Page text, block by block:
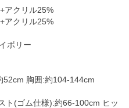
アクリル25%
アクリル25%
ボリー
52cm 胸囲:約104-144cm
ト(ゴム仕様):約66-100cm ヒッ